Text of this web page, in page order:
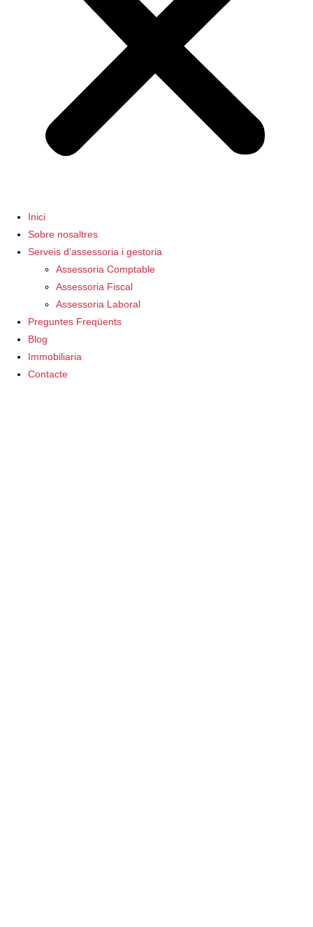
Inici
Sobre nosaltres
Serveis d’assessoria i gestoria
Assessoria Comptable
Assessoria Fiscal
Assessoria Laboral
Preguntes Freqüents
Blog
Immobiliaria
Contacte